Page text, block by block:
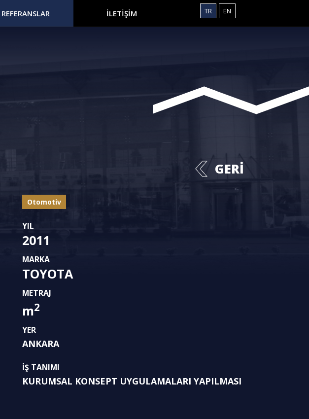
REFERANSLAR İLETİŞİM TR EN
GERİ
Otomotiv
YIL
2011
MARKA
TOYOTA
METRAJ
m2
YER
ANKARA
İŞ TANIMI
KURUMSAL KONSEPT UYGULAMALARI YAPILMASI